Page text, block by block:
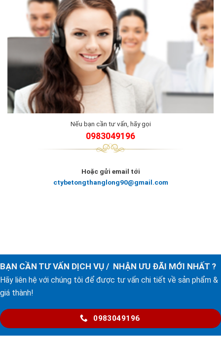
Nếu bạn cần tư vấn, hãy gọi
0983049196
Hoặc gửi email tới
ctybetongthanglong90@gmail.com
BẠN CẦN TƯ VẤN DỊCH VỤ / NHẬN ƯU ĐÃI MỚI NHẤT ?
Hãy liên hệ với chúng tôi để được tư vấn chi tiết về sản phẩm &
giá thành!
0983049196